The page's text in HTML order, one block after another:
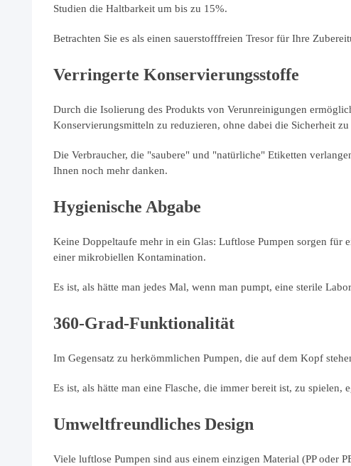
Studien die Haltbarkeit um bis zu 15%.
Betrachten Sie es als einen sauerstofffreien Tresor für Ihre
Verringerte Konservierungsstoffe
Durch die Isolierung des Produkts von Verunreinigungen
Konservierungsmitteln zu reduzieren, ohne dabei die Sicherheit
Die Verbraucher, die "saubere" und "natürliche" Etiketten
Ihnen noch mehr danken.
Hygienische Abgabe
Keine Doppeltaufe mehr in ein Glas: Luftlose Pumpen sorgen
einer mikrobiellen Kontamination.
Es ist, als hätte man jedes Mal, wenn man pumpt, eine sterile
360-Grad-Funktionalität
Im Gegensatz zu herkömmlichen Pumpen, die auf dem Kopf
Es ist, als hätte man eine Flasche, die immer bereit ist, zu spielen,
Umweltfreundliches Design
Viele luftlose Pumpen sind aus einem einzigen Material (PP oder